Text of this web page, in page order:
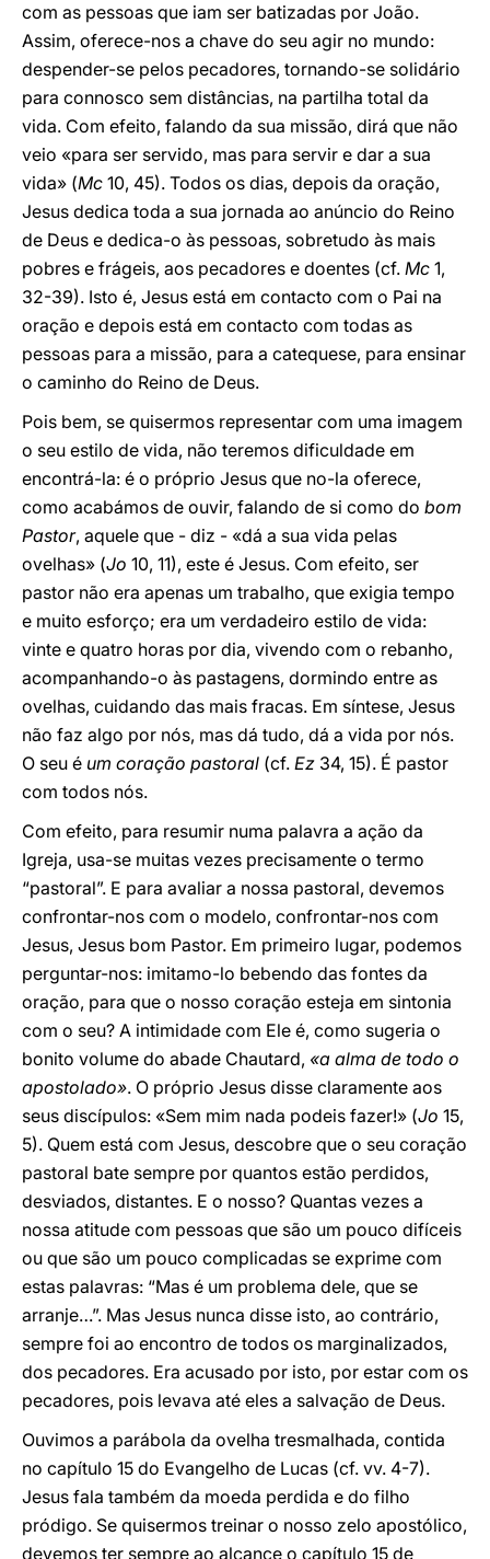
com as pessoas que iam ser batizadas por João.
Assim, oferece-nos a chave do seu agir no mundo:
despender-se pelos pecadores, tornando-se solidário
para connosco sem distâncias, na partilha total da
vida. Com efeito, falando da sua missão, dirá que não
veio «para ser servido, mas para servir e dar a sua
vida» (Mc 10, 45). Todos os dias, depois da oração,
Jesus dedica toda a sua jornada ao anúncio do Reino
de Deus e dedica-o às pessoas, sobretudo às mais
pobres e frágeis, aos pecadores e doentes (cf. Mc 1,
32-39). Isto é, Jesus está em contacto com o Pai na
oração e depois está em contacto com todas as
pessoas para a missão, para a catequese, para ensinar
o caminho do Reino de Deus.
Pois bem, se quisermos representar com uma imagem
o seu estilo de vida, não teremos dificuldade em
encontrá-la: é o próprio Jesus que no-la oferece,
como acabámos de ouvir, falando de si como do bom
Pastor, aquele que - diz - «dá a sua vida pelas
ovelhas» (Jo 10, 11), este é Jesus. Com efeito, ser
pastor não era apenas um trabalho, que exigia tempo
e muito esforço; era um verdadeiro estilo de vida:
vinte e quatro horas por dia, vivendo com o rebanho,
acompanhando-o às pastagens, dormindo entre as
ovelhas, cuidando das mais fracas. Em síntese, Jesus
não faz algo por nós, mas dá tudo, dá a vida por nós.
O seu é um coração pastoral (cf. Ez 34, 15). É pastor
com todos nós.
Com efeito, para resumir numa palavra a ação da
Igreja, usa-se muitas vezes precisamente o termo
“pastoral”. E para avaliar a nossa pastoral, devemos
confrontar-nos com o modelo, confrontar-nos com
Jesus, Jesus bom Pastor. Em primeiro lugar, podemos
perguntar-nos: imitamo-lo bebendo das fontes da
oração, para que o nosso coração esteja em sintonia
com o seu? A intimidade com Ele é, como sugeria o
bonito volume do abade Chautard, «a alma de todo o
apostolado». O próprio Jesus disse claramente aos
seus discípulos: «Sem mim nada podeis fazer!» (Jo 15,
5). Quem está com Jesus, descobre que o seu coração
pastoral bate sempre por quantos estão perdidos,
desviados, distantes. E o nosso? Quantas vezes a
nossa atitude com pessoas que são um pouco difíceis
ou que são um pouco complicadas se exprime com
estas palavras: “Mas é um problema dele, que se
arranje…”. Mas Jesus nunca disse isto, ao contrário,
sempre foi ao encontro de todos os marginalizados,
dos pecadores. Era acusado por isto, por estar com os
pecadores, pois levava até eles a salvação de Deus.
Ouvimos a parábola da ovelha tresmalhada, contida
no capítulo 15 do Evangelho de Lucas (cf. vv. 4-7).
Jesus fala também da moeda perdida e do filho
pródigo. Se quisermos treinar o nosso zelo apostólico,
devemos ter sempre ao alcance o capítulo 15 de